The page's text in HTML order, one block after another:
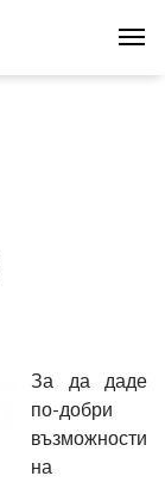
За да даде
по-добри
възможности
на